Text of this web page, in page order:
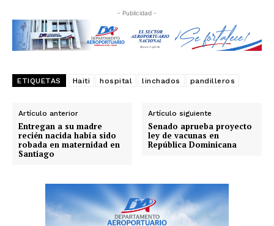
- Publicidad -
ETIQUETAS Haiti hospital linchados pandilleros
Artículo anterior
Entregan a su madre
recién nacida había sido
robada en maternidad en
Santiago
Artículo siguiente
Senado aprueba proyecto
ley de vacunas en
República Dominicana